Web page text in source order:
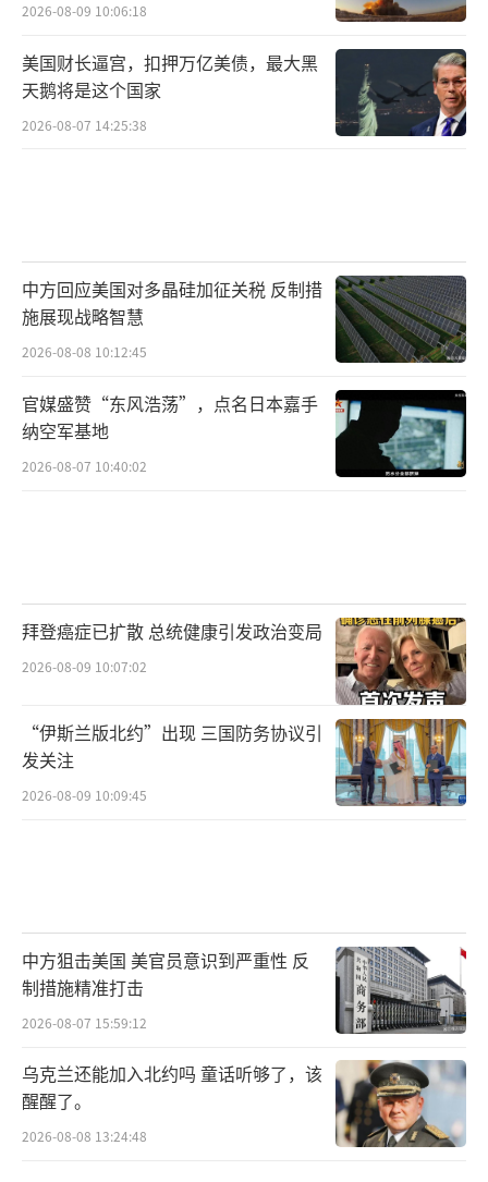
2026-08-09 10:06:18
美国财长逼宫，扣押万亿美债，最大黑
天鹅将是这个国家
2026-08-07 14:25:38
中方回应美国对多晶硅加征关税 反制措
施展现战略智慧
2026-08-08 10:12:45
官媒盛赞“东风浩荡”，点名日本嘉手
纳空军基地
2026-08-07 10:40:02
拜登癌症已扩散 总统健康引发政治变局
2026-08-09 10:07:02
“伊斯兰版北约”出现 三国防务协议引
发关注
2026-08-09 10:09:45
中方狙击美国 美官员意识到严重性 反
制措施精准打击
2026-08-07 15:59:12
乌克兰还能加入北约吗 童话听够了，该
醒醒了。
2026-08-08 13:24:48